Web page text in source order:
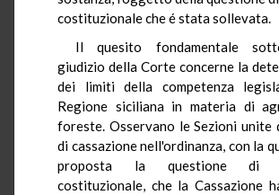
costituzionale che é stata sollevata.
Il quesito fondamentale
giudizio della Corte concerne la
dei limiti della competenza
Regione siciliana in materia di
foreste. Osservano le Sezioni unite
di cassazione nell'ordinanza, con la
proposta la questione di
costituzionale, che la Cassazione